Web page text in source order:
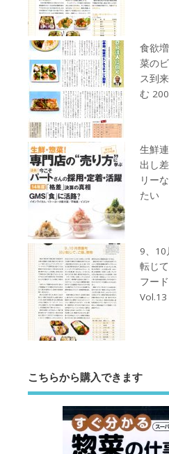
食欲
菜の
ス到
む
生鮮
出し
リー
たい
9、10
転じ
フー
Vol.13
こちらから購入できます